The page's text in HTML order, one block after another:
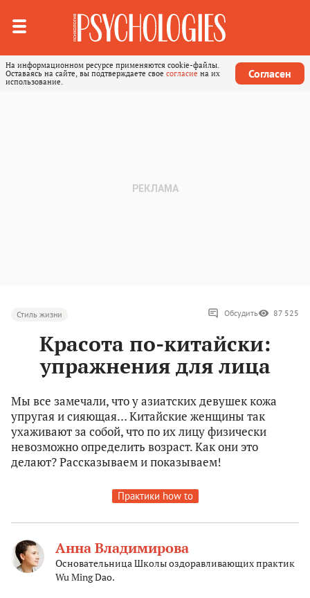
На информационном ресурсе применяются cookie-файлы.
Оставаясь на сайте, вы подтверждаете свое согласие на их
использование.
Согласен
Стиль жизни Обсудить 87 525
Красота по-китайски:
упражнения для лица
Мы все замечали, что у азиатских девушек кожа
упругая и сияющая… Китайские женщины так
ухаживают за собой, что по их лицу физически
невозможно определить возраст. Как они это
делают? Рассказываем и показываем!
Практики how to
Анна Владимирова
Основательница Школы оздоравливающих практик
Wu Ming Dao.